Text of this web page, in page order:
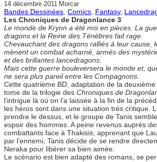
14 décembre 2011 Morcar
Bandes Dessinées, Comics, Fantasy,
Les Chroniques de Dragonlance 3
Le monde de Krynn a été mis en pièces. La
dragons et la Reine des Ténèbres fait rage.
Chevauchant des dragons ralliés à leur cause,
mènent un combat acharné, armés des
et des brillantes lancedragons.
Mais cette guerre bouleversera le monde et,
ne sera plus pareil entre les Compagnons.
Cette quatrième BD, adaptation de la
tome de la trilogie des Chroniques de
l’intrigue là où on l’a laissée à la fin de la
les héros sont dans une situation très critique.
prendre le dessus, et le groupe de Tanis
espoir des hommes. A peine revenus auprès
combattants face à Thakisis, apprenant que
par l’ennemi, Tanis décide de se rendre
Neraka pour libérer sa bien aimée.
Le scénario est bien adapté des romans, se